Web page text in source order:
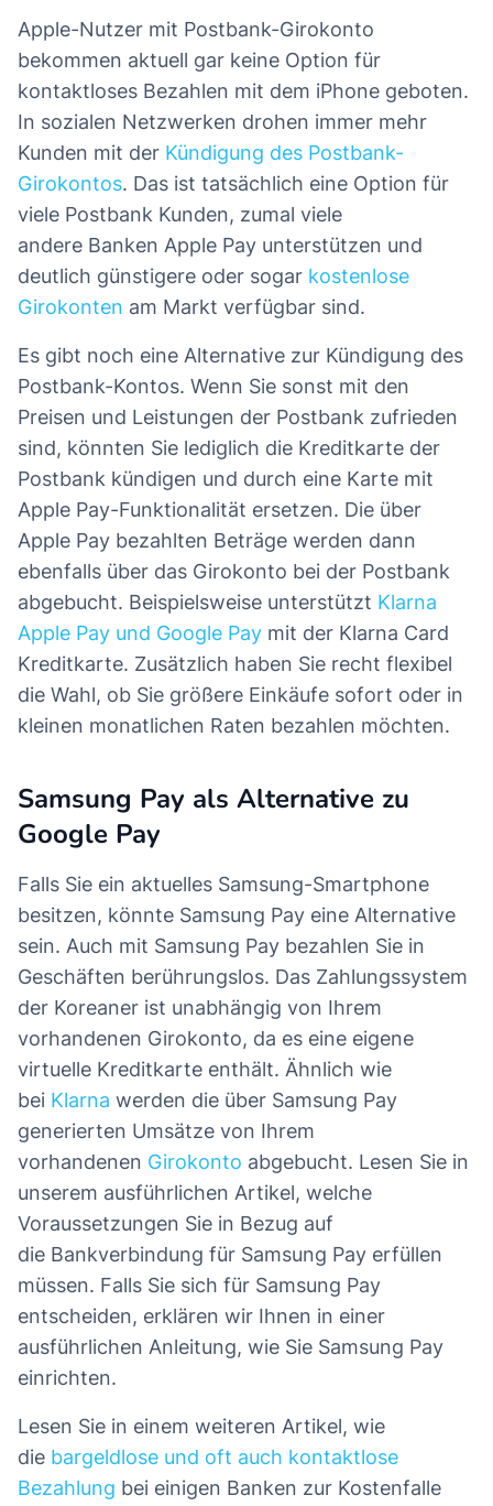
Apple-Nutzer mit Postbank-Girokonto
bekommen aktuell gar keine Option für
kontaktloses Bezahlen mit dem iPhone geboten.
In sozialen Netzwerken drohen immer mehr
Kunden mit der Kündigung des Postbank-
Girokontos. Das ist tatsächlich eine Option für
viele Postbank Kunden, zumal viele
andere Banken Apple Pay unterstützen und
deutlich günstigere oder sogar kostenlose
Girokonten am Markt verfügbar sind.
Es gibt noch eine Alternative zur Kündigung des
Postbank-Kontos. Wenn Sie sonst mit den
Preisen und Leistungen der Postbank zufrieden
sind, könnten Sie lediglich die Kreditkarte der
Postbank kündigen und durch eine Karte mit
Apple Pay-Funktionalität ersetzen. Die über
Apple Pay bezahlten Beträge werden dann
ebenfalls über das Girokonto bei der Postbank
abgebucht. Beispielsweise unterstützt Klarna
Apple Pay und Google Pay mit der Klarna Card
Kreditkarte. Zusätzlich haben Sie recht flexibel
die Wahl, ob Sie größere Einkäufe sofort oder in
kleinen monatlichen Raten bezahlen möchten.
Samsung Pay als Alternative zu
Google Pay
Falls Sie ein aktuelles Samsung-Smartphone
besitzen, könnte Samsung Pay eine Alternative
sein. Auch mit Samsung Pay bezahlen Sie in
Geschäften berührungslos. Das Zahlungssystem
der Koreaner ist unabhängig von Ihrem
vorhandenen Girokonto, da es eine eigene
virtuelle Kreditkarte enthält. Ähnlich wie
bei Klarna werden die über Samsung Pay
generierten Umsätze von Ihrem
vorhandenen Girokonto abgebucht. Lesen Sie in
unserem ausführlichen Artikel, welche
Voraussetzungen Sie in Bezug auf
die Bankverbindung für Samsung Pay erfüllen
müssen. Falls Sie sich für Samsung Pay
entscheiden, erklären wir Ihnen in einer
ausführlichen Anleitung, wie Sie Samsung Pay
einrichten.
Lesen Sie in einem weiteren Artikel, wie
die bargeldlose und oft auch kontaktlose
Bezahlung bei einigen Banken zur Kostenfalle